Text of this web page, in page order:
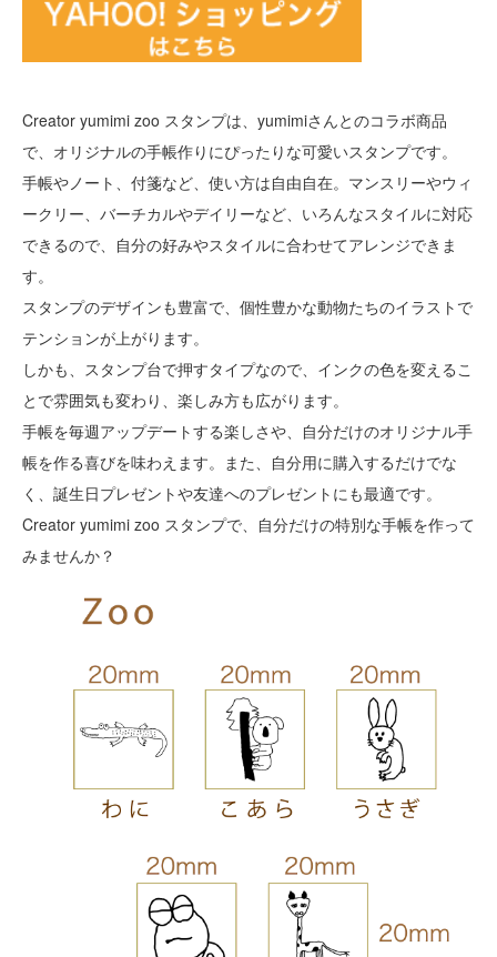
Creator yumimi zoo スタンプは、yumimiさんとのコラボ商品
で、オリジナルの手帳作りにぴったりな可愛いスタンプです。
手帳やノート、付箋など、使い方は自由自在。マンスリーやウィ
ークリー、バーチカルやデイリーなど、いろんなスタイルに対応
できるので、自分の好みやスタイルに合わせてアレンジできま
す。
スタンプのデザインも豊富で、個性豊かな動物たちのイラストで
テンションが上がります。
しかも、スタンプ台で押すタイプなので、インクの色を変えるこ
とで雰囲気も変わり、楽しみ方も広がります。
手帳を毎週アップデートする楽しさや、自分だけのオリジナル手
帳を作る喜びを味わえます。また、自分用に購入するだけでな
く、誕生日プレゼントや友達へのプレゼントにも最適です。
Creator yumimi zoo スタンプで、自分だけの特別な手帳を作って
みませんか？